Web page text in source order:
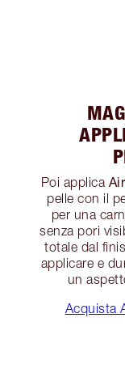
Poi applica
pelle con il
per una
senza pori
totale dal
applicare e
un
Acquista